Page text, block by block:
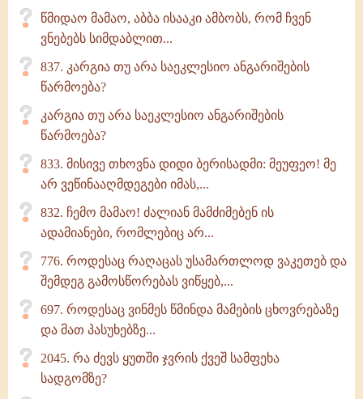
წმიდაო მამაო, აბბა ისააკი ამბობს, რომ ჩვენ
ვნებებს სიმდაბლით...
837. კარგია თუ არა საეკლესიო ანგარიშების
წარმოება?
კარგია თუ არა საეკლესიო ანგარიშების
წარმოება?
833. მისივე თხოვნა დიდი ბერისადმი: მეუფეო! მე
არ ვეწინააღმდეგები იმას,...
832. ჩემო მამაო! ძალიან მამძიმებენ ის
ადამიანები, რომლებიც არ...
776. როდესაც რაღაცას უსამართლოდ ვაკეთებ და
შემდეგ გამოსწორებას ვიწყებ,...
697. როდესაც ვინმეს წმინდა მამების ცხოვრებაზე
და მათ პასუხებზე...
2045. რა ძევს ყუთში ჯვრის ქვეშ სამფეხა
სადგომზე?